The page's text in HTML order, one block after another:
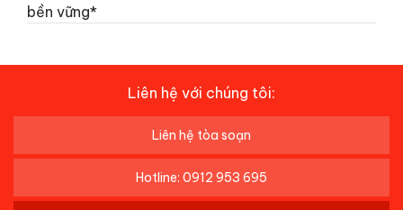
bền vững*
Liên hệ với chúng tôi:
Liên hệ tòa soạn
Hotline: 0912 953 695